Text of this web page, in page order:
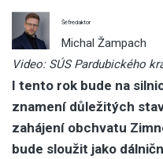
Šéfredaktor
Michal Žampach
Video: SÚS Pardubického
I tento rok bude na
znamení důležitých
zahájení obchvatu
bude sloužit jako